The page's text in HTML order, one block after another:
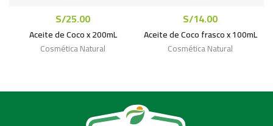
S/25.00
Aceite de Coco x 200mL
Cosmética Natural
S/14.00
Aceite de Coco frasco x 100mL
Cosmética Natural